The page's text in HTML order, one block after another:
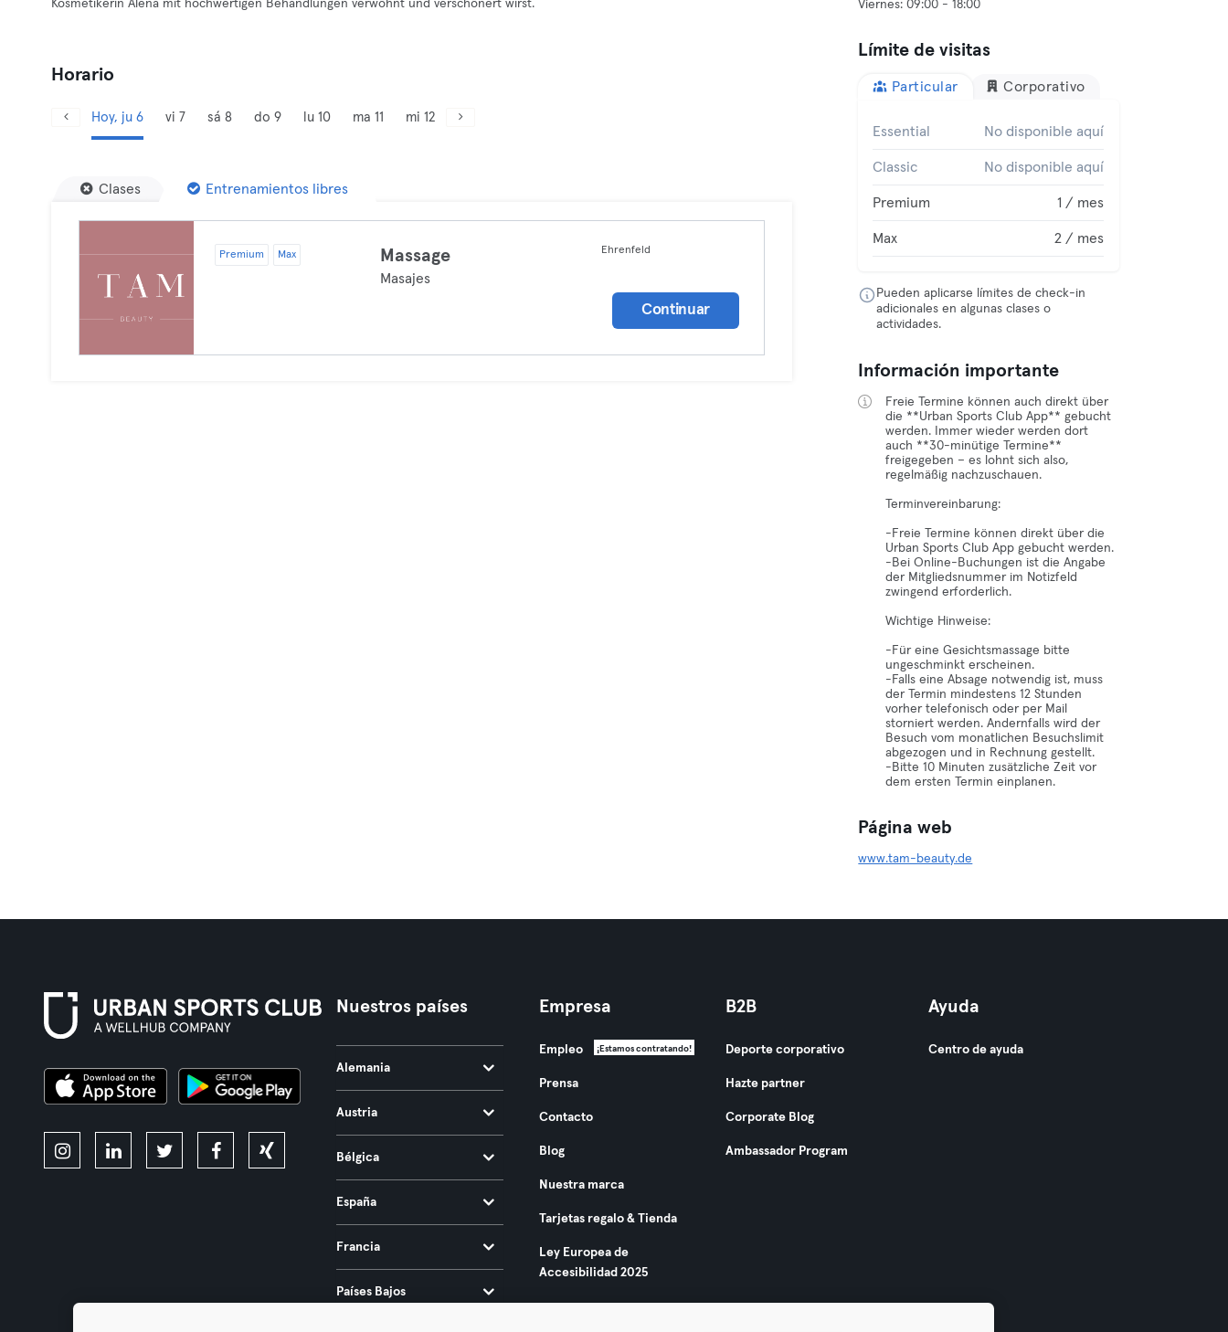
Kosmetikerin Alena mit hochwertigen Behandlungen verwöhnt und verschönert wirst.
Horario
Hoy, ju 6 vi 7 sá 8 do 9 lu 10 ma 11 mi 12
Clases Entrenamientos libres
Premium Max Massage
Masajes
Ehrenfeld
Continuar
Límite de visitas
Particular Corporativo
Essential No disponible aquí
Classic No disponible aquí
Premium 1 / mes
Max 2 / mes
Pueden aplicarse límites de check-in
adicionales en algunas clases o
actividades.
Información importante
Freie Termine können auch direkt über
die **Urban Sports Club App** gebucht
werden. Immer wieder werden dort
auch **30-minütige Termine**
freigegeben – es lohnt sich also,
regelmäßig nachzuschauen.
Terminvereinbarung:
-Freie Termine können direkt über die
Urban Sports Club App gebucht werden.
-Bei Online-Buchungen ist die Angabe
der Mitgliedsnummer im Notizfeld
zwingend erforderlich.
Wichtige Hinweise:
-Für eine Gesichtsmassage bitte
ungeschminkt erscheinen.
-Falls eine Absage notwendig ist, muss
der Termin mindestens 12 Stunden
vorher telefonisch oder per Mail
storniert werden. Andernfalls wird der
Besuch vom monatlichen Besuchslimit
abgezogen und in Rechnung gestellt.
-Bitte 10 Minuten zusätzliche Zeit vor
dem ersten Termin einplanen.
Página web
www.tam-beauty.de
Nuestros países
Alemania
Austria
Bélgica
España
Francia
Países Bajos
Empresa
Empleo ¡Estamos contratando!
Prensa
Contacto
Blog
Nuestra marca
Tarjetas regalo & Tienda
Ley Europea de
Accesibilidad 2025
B2B
Deporte corporativo
Hazte partner
Corporate Blog
Ambassador Program
Ayuda
Centro de ayuda